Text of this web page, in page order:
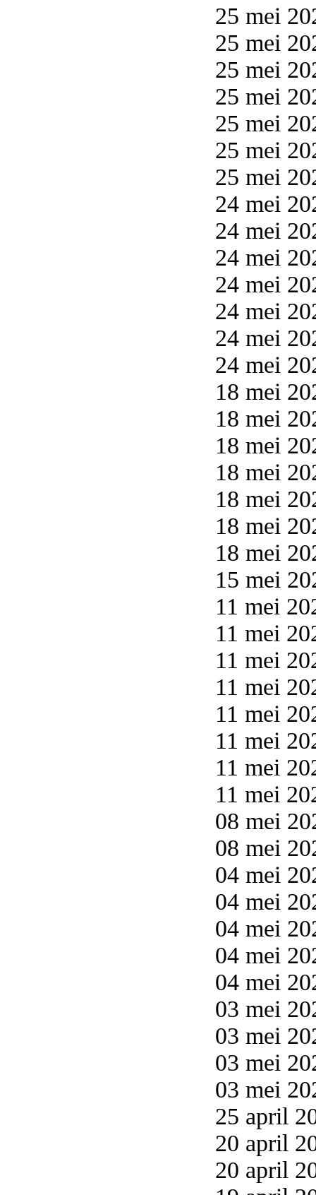
25 mei
25 mei
25 mei
25 mei
25 mei
25 mei
25 mei
24 mei
24 mei
24 mei
24 mei
24 mei
24 mei
24 mei
18 mei
18 mei
18 mei
18 mei
18 mei
18 mei
18 mei
15 mei
11 mei
11 mei
11 mei
11 mei
11 mei
11 mei
11 mei
11 mei
08 mei
08 mei
04 mei
04 mei
04 mei
04 mei
04 mei
03 mei
03 mei
03 mei
03 mei
25 april
20 april
20 april